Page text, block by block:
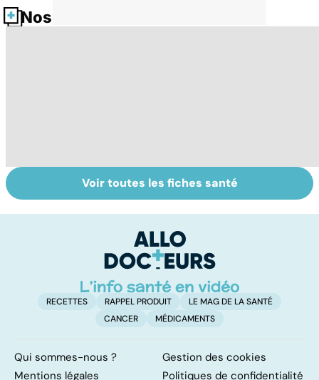
Nos fiches santé
HPV : tout savoir
sur les
La tuberculose
pulmonaire
Voir toutes les fiches santé
RECETTES RAPPEL PRODUIT
LE MAG DE LA SANTÉ
CANCER
MÉDICAMENTS
Qui sommes-nous ?
Gestion des cookies
Mentions légales
Politiques de confidentialité